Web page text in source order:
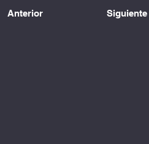
Anterior Siguiente